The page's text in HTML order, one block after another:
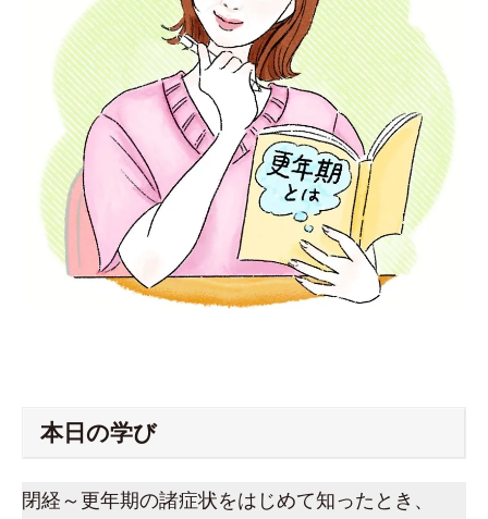
本日の学び
閉経～更年期の諸症状をはじめて知ったとき、